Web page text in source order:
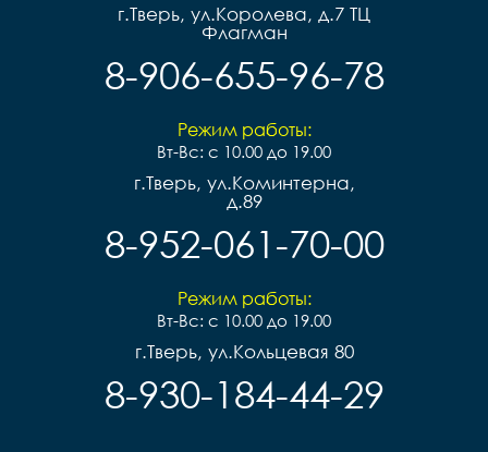
г.Тверь, ул.Королева, д.7 ТЦ
Флагман
8-906-655-96-78
Режим работы:
Вт-Вс: с 10.00 до 19.00
г.Тверь, ул.Коминтерна,
д.89
8-952-061-70-00
Режим работы:
Вт-Вс: с 10.00 до 19.00
г.Тверь, ул.Кольцевая 80
8-930-184-44-29